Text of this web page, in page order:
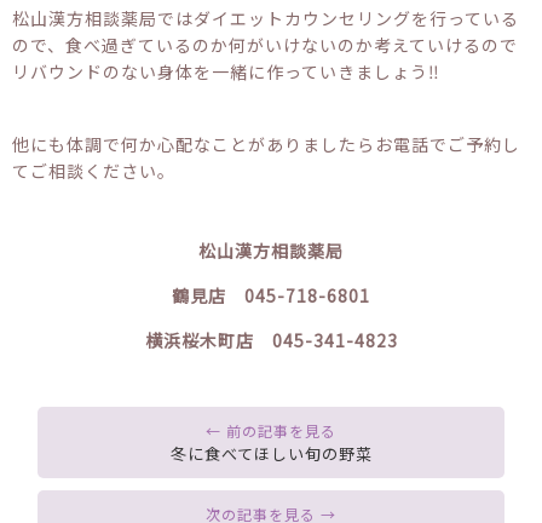
松山漢方相談薬局ではダイエットカウンセリングを行っている
ので、食べ過ぎているのか何がいけないのか考えていけるので
リバウンドのない身体を一緒に作っていきましょう‼︎
他にも体調で何か心配なことがありましたらお電話でご予約し
てご相談ください。
松山漢方相談薬局
鶴見店 045-718-6801
横浜桜木町店 045-341-4823
冬に食べてほしい旬の野菜